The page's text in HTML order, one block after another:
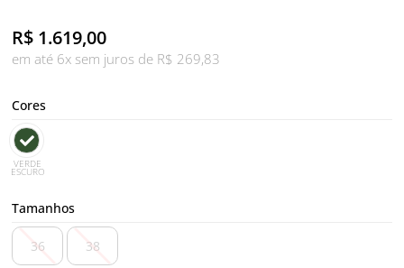
R$ 1.619,00
em até 6x sem juros de R$ 269,83
Cores
VERDE
ESCURO
Tamanhos
36 38